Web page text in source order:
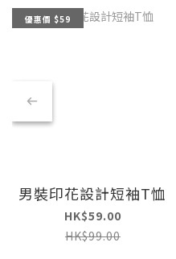
優惠價 $59
男裝印花設計短袖T恤
HK$59.00
HK$99.00